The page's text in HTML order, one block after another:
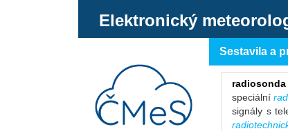
Elektronický
Sestavila a
speciální
signály s